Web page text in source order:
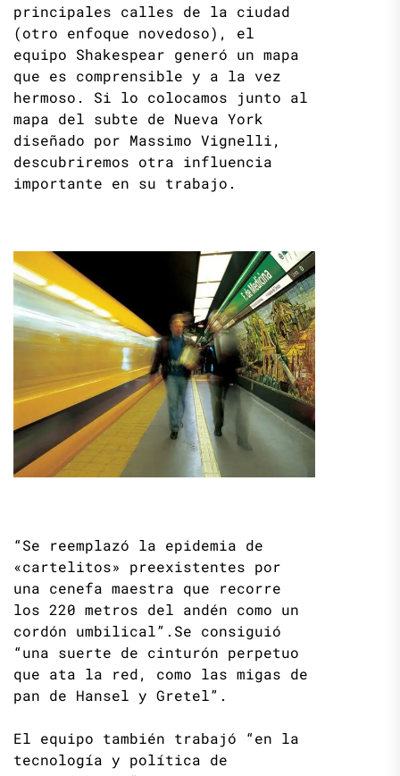
principales calles de la ciudad
(otro enfoque novedoso), el
equipo Shakespear generó un mapa
que es comprensible y a la vez
hermoso. Si lo colocamos junto al
mapa del subte de Nueva York
diseñado por Massimo Vignelli,
descubriremos otra influencia
importante en su trabajo.
“Se reemplazó la epidemia de
«cartelitos» preexistentes por
una cenefa maestra que recorre
los 220 metros del andén como un
cordón umbilical”.Se consiguió
“una suerte de cinturón perpetuo
que ata la red, como las migas de
pan de Hansel y Gretel”.
El equipo también trabajó “en la
tecnología y política de